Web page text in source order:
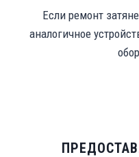
Если ремонт
аналогичное